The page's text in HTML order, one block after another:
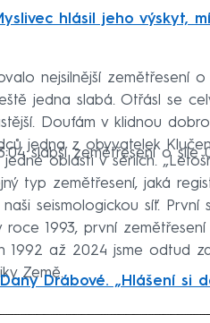
hlásil jeho výskyt,
nejsilnější zemětřesení o
jedna slabá. Otřásl se
Doufám v klidnou
jedna z obyvatelek
slabší zemětřesení o síle
oblasti v sériích.
typ zemětřesení, jaká
seismologickou síť. První
roce 1993, první
1992 až 2024 jsme odtud
Země.
Drábové. „Hlášení si